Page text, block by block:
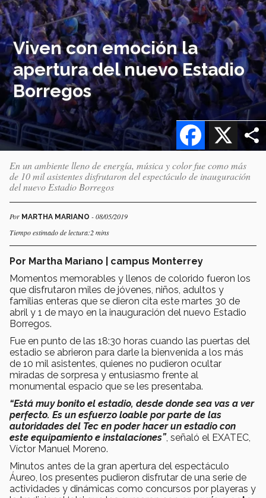
Viven con emoción la
apertura del nuevo Estadio
Borregos
X
Facebook
En un ambiente lleno de energía, música y color fue como más
de 10 mil asistentes disfrutaron del espectáculo de inauguración
del nuevo Estadio Borregos
Por MARTHA MARIANO - 08/05/2019
Tiempo estimado de lectura:2 mins
Por Martha Mariano | campus Monterrey
Momentos memorables y llenos de colorido fueron los
que disfrutaron miles de jóvenes, niños, adultos y
familias enteras que se dieron cita este martes 30 de
abril y 1 de mayo en la inauguración del nuevo Estadio
Borregos.
Fue en punto de las 18:30 horas cuando las puertas del
estadio se abrieron para darle la bienvenida a los más
de 10 mil asistentes, quienes no pudieron ocultar
miradas de sorpresa y entusiasmo frente al
monumental espacio que se les presentaba.
“Está muy bonito el estadio, desde donde sea vas a ver
perfecto. Es un esfuerzo loable por parte de las
autoridades del Tec en poder hacer un estadio con
este equipamiento e instalaciones”, señaló el EXATEC,
Víctor Manuel Moreno.
Minutos antes de la gran apertura del espectáculo
Áureo, los presentes pudieron disfrutar de una serie de
actividades y dinámicas como concursos por playeras y